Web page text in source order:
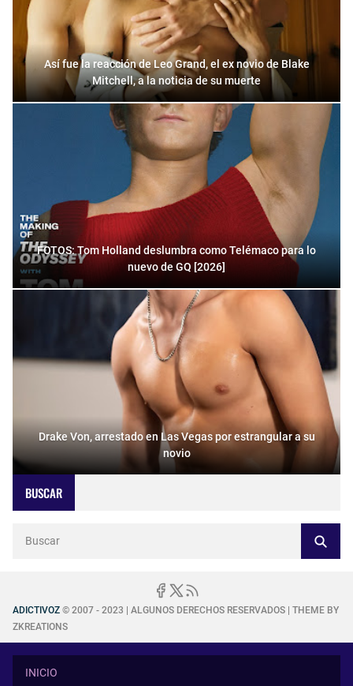
Así fue la reacción de Leo Grand, el ex novio de Blake
Mitchell, a la noticia de su muerte
FOTOS: Tom Holland deslumbra como Telémaco para lo
nuevo de GQ [2026]
Drake Von, arrestado en Las Vegas por estrangular a su
novio
BUSCAR
ADICTIVOZ © 2007 - 2023 | ALGUNOS DERECHOS RESERVADOS | THEME BY
ZKREATIONS
INICIO